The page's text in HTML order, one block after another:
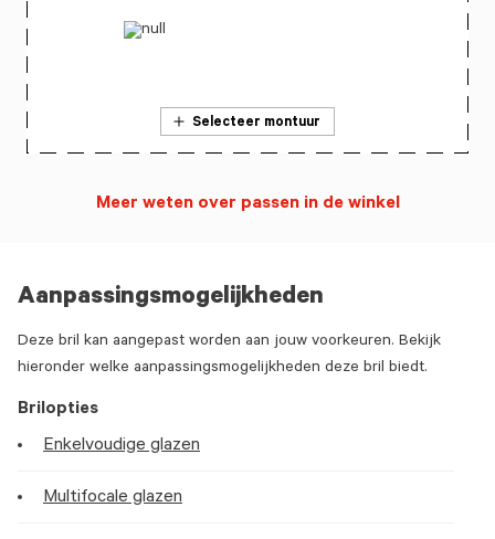
Aanpassingsmogelijkheden
Deze bril kan aangepast worden aan jouw voorkeuren. Bekijk
hieronder welke aanpassingsmogelijkheden deze bril biedt.
Brilopties
Enkelvoudige glazen
Multifocale glazen
Selecteer montuur
Meer weten over passen in de winkel